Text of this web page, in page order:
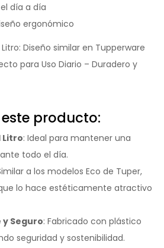
día a día
ergonómico
Diseño similar en Tupperware
para Uso Diario – Duradero y
producto:
Litro: Ideal para mantener una
todo el día.
a los modelos Eco de Tuper,
lo hace estéticamente atractivo
Seguro: Fabricado con plástico
seguridad y sostenibilidad.